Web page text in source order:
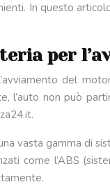
In questo
per
del
l’auto non può
vasta gamma di
come l’ABS